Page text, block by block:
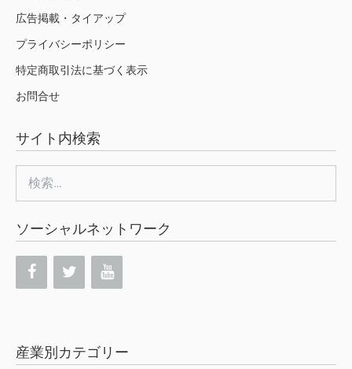
広告掲載・タイアップ
プライバシーポリシー
特定商取引法に基づく表示
お問合せ
サイト内検索
索:
ソーシャルネットワーク
産業別カテゴリー